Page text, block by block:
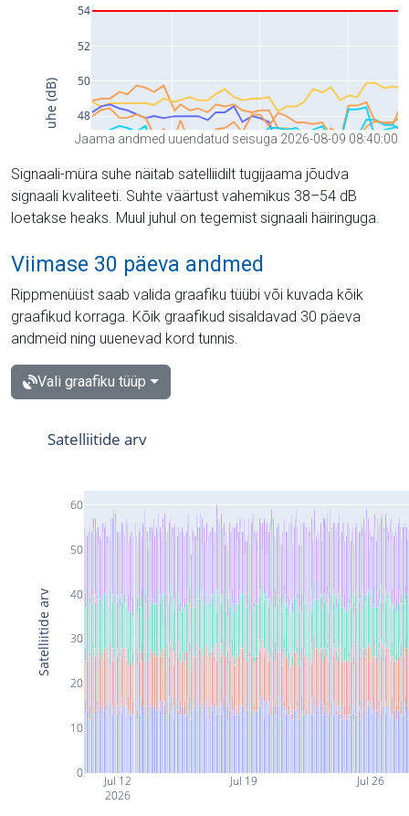
Jaama andmed uuendatud seisuga 2026-08-09 08:40:00
Signaali-müra suhe näitab satelliidilt tugijaama jõudva
signaali kvaliteeti. Suhte väärtust vahemikus 38–54 dB
loetakse heaks. Muul juhul on tegemist signaali häiringuga.
Viimase 30 päeva andmed
Rippmenüüst saab valida graafiku tüübi või kuvada kõik
graafikud korraga. Kõik graafikud sisaldavad 30 päeva
andmeid ning uuenevad kord tunnis.
Vali graafiku tüüp
Jul 12
2026
Jul 19 Jul 26
0
10
20
30
40
50
60
Satelliitide arv
Satelliitide arv